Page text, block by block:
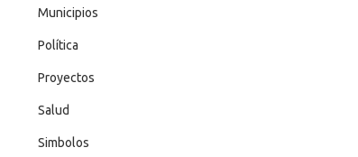
Municipios
Política
Proyectos
Salud
Simbolos